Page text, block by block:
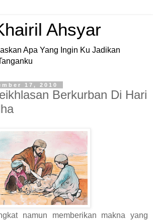
Ahsyar
Apa Yang Ingin Ku Jadikan
17, 2010
Berkurban Di Hari
namun memberikan makna yang